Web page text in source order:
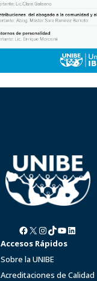
Facebook X InstagramTikTok YouTube LinkedIn
Accesos Rápidos
Sobre la UNIBE
Acreditaciones de Calidad